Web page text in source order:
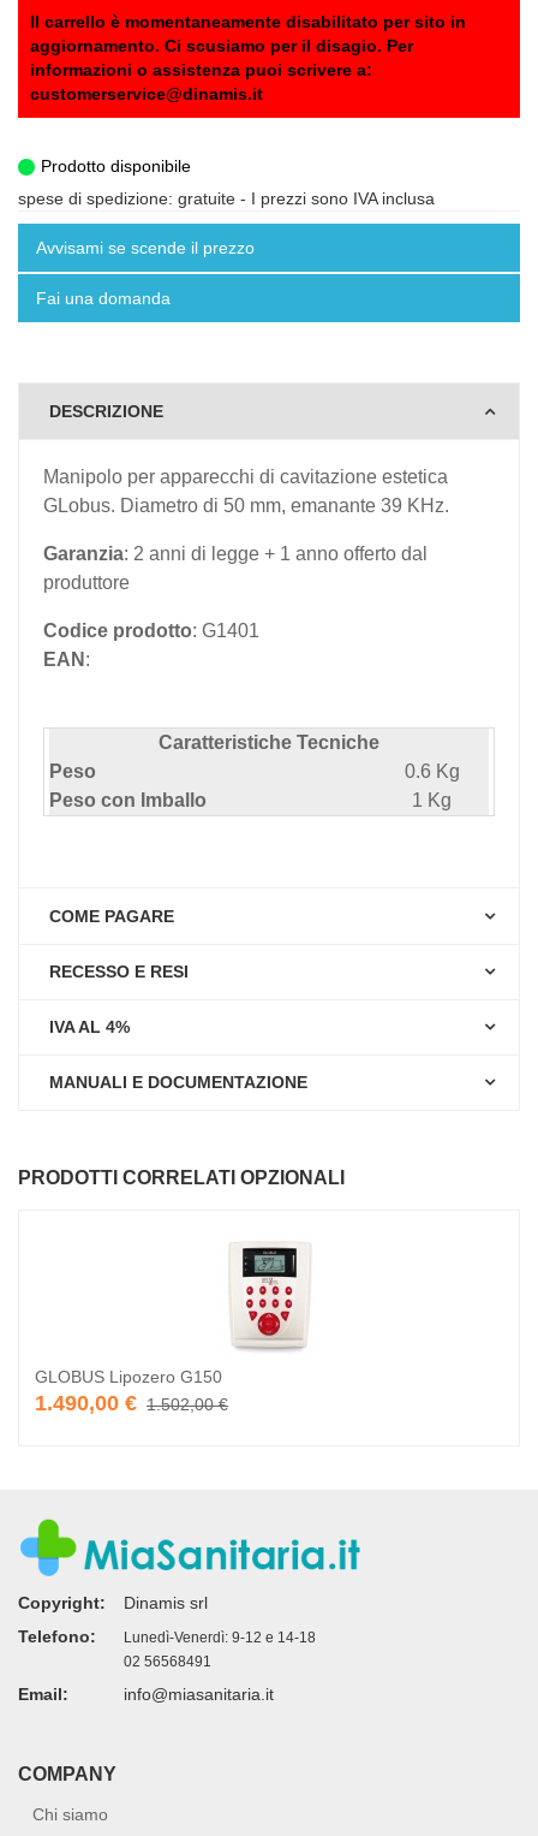
Il carrello è momentaneamente disabilitato per sito in
aggiornamento. Ci scusiamo per il disagio. Per
informazioni o assistenza puoi scrivere a:
customerservice@dinamis.it
Prodotto disponibile
spese di spedizione: gratuite - I prezzi sono IVA inclusa
Avvisami se scende il prezzo
Fai una domanda
DESCRIZIONE
Manipolo per apparecchi di cavitazione estetica
GLobus. Diametro di 50 mm, emanante 39 KHz.
Garanzia: 2 anni di legge + 1 anno offerto dal
produttore
Codice prodotto: G1401
EAN :
Caratteristiche Tecniche
Peso
0.6 Kg
Peso con Imballo
1 Kg
COME PAGARE
RECESSO E RESI
IVA AL 4%
MANUALI E DOCUMENTAZIONE
PRODOTTI CORRELATI OPZIONALI
GLOBUS Lipozero G150
1.490,00 € 1.502,00 €
Copyright:
Dinamis srl
Telefono:
Lunedì-Venerdì: 9-12 e 14-18
02 56568491
Email: info@miasanitaria.it
COMPANY
Chi siamo